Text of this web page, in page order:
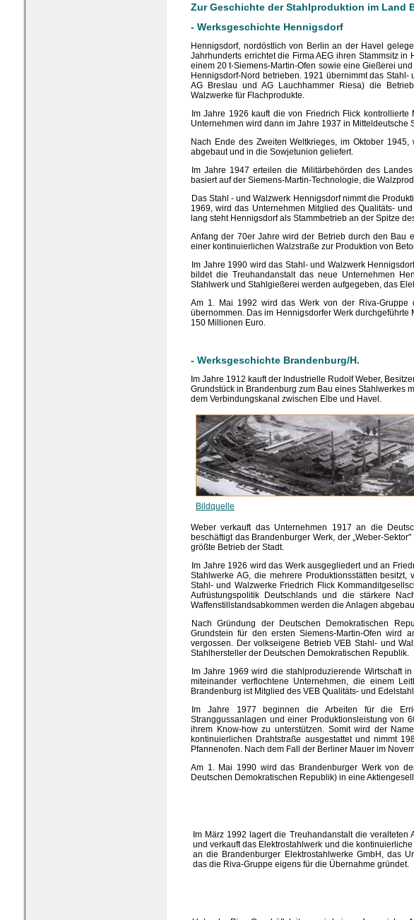
Zur Geschichte der Stahlproduktion im Land
- Werksgeschichte Hennigsdorf
Hennigsdorf, nordöstlich von Berlin an der Havel
Jahrhunderts errichtet die Firma AEG ihren Stammsitz
einem 20 t-Siemens-Martin-Ofen sowie eine Gießerei
Hennigsdorf-Nord betrieben. 1921 übernimmt das
AG Breslau und AG Lauchhammer Riesa) die
Walzwerke für Flachprodukte.
Im Jahre 1926 kauft die von Friedrich Flick
Unternehmen wird dann im Jahre 1937 in
Nach Ende des Zweiten Weltkrieges, im Oktober
abgebaut und in die Sowjetunion geliefert.
Im Jahre 1947 erteilen die Militärbehörden des
basiert auf der Siemens-Martin-Technologie, die
Das Stahl - und Walzwerk Hennigsdorf nimmt die
1969, wird das Unternehmen Mitglied des Qualitäts-
lang steht Hennigsdorf als Stammbetrieb an der Spitze
Anfang der 70er Jahre wird der Betrieb durch den Bau
einer kontinuierlichen Walzstraße zur Produktion von
Im Jahre 1990 wird das Stahl- und Walzwerk
bildet die Treuhandanstalt das neue Unternehmen
Stahlwerk und Stahlgießerei werden aufgegeben, das
Am 1. Mai 1992 wird das Werk von der Riva-Gruppe
übernommen. Das im Hennigsdorfer Werk
150 Millionen Euro.
- Werksgeschichte Brandenburg/H.
Im Jahre 1912 kauft der Industrielle Rudolf Weber,
Grundstück in Brandenburg zum Bau eines Stahlwerkes
dem Verbindungskanal zwischen Elbe und Havel.
Bildquelle
Weber verkauft das Unternehmen 1917 an die
beschäftigt das Brandenburger Werk, der „Weber-
größte Betrieb der Stadt.
Im Jahre 1926 wird das Werk ausgegliedert und an
Stahlwerke AG, die mehrere Produktionsstätten
Stahl- und Walzwerke Friedrich Flick
Aufrüstungspolitik Deutschlands und die stärkere
Waffenstillstandsabkommen werden die Anlagen
Nach Gründung der Deutschen Demokratischen
Grundstein für den ersten Siemens-Martin-Ofen
vergossen. Der volkseigene Betrieb VEB Stahl- und
Stahlhersteller der Deutschen Demokratischen Republik.
Im Jahre 1969 wird die stahlproduzierende Wirtschaft
miteinander verflochtene Unternehmen, die einem
Brandenburg ist Mitglied des VEB Qualitäts- und
Im Jahre 1977 beginnen die Arbeiten für die
Stranggussanlagen und einer Produktionsleistung von
ihrem Know-how zu unterstützen. Somit wird der
kontinuierlichen Drahtstraße ausgestattet und nimmt
Pfannenofen. Nach dem Fall der Berliner Mauer im
Am 1. Mai 1990 wird das Brandenburger Werk von
Deutschen Demokratischen Republik) in eine
Im März 1992 lagert die Treuhandanstalt die veralteten
und verkauft das Elektrostahlwerk und die kontinuierliche
an die Brandenburger Elektrostahlwerke GmbH, das
das die Riva-Gruppe eigens für die Übernahme gründet.